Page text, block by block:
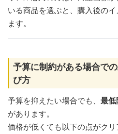
いる商品を選ぶと、購入後の
ます。
予算に制約がある場合で
び方
予算を抑えたい場合でも、 最
があります。
価格が低くても以下の点がク